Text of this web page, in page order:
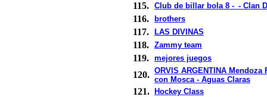
115. Club de billar bola 8 -_- Clan
116. brothers
117. LAS DIVINAS
118. Zammy team
119. mejores juegos
120. ORVIS ARGENTINA Mendoza
con Mosca - Aguas Claras
121. Hockey Class